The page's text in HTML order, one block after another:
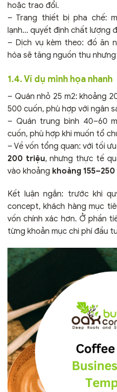
hoặc trao đổi.
– Trang thiết bị pha chế:
lạnh… quyết định chất lượng
– Dịch vụ kèm theo: đồ ăn
hóa sẽ tăng nguồn thu
1.4. Ví dụ minh họa nhanh
– Quán nhỏ 25 m2: khoảng
500 cuốn, phù hợp với ngân
– Quán trung bình 40–60
cuốn, phù hợp khi muốn tổ
– Về vốn tổng quan: với tối
200 triệu, nhưng thực tế
vào khoảng khoảng
Kết luận ngắn: trước khi
concept, khách hàng mục
vốn chính xác hơn. Ở phần
từng khoản mục chi phí đầu